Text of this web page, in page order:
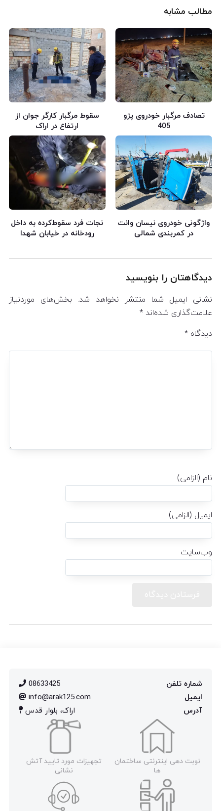
مطالب مشابه
تصادف مرگبار خودروی پژو
405
سقوط مرگبار کارگر جوان از
ارتفاع در اراک
واژگونی خودروی نیسان وانت
در کمربندی شمالی
نجات فرد سقوط‌کرده به داخل
رودخانه در خیابان شهدا
دیدگاهتان را بنویسید
نشانی ایمیل شما منتشر نخواهد شد. بخش‌های موردنیاز
علامت‌گذاری شده‌اند *
دیدگاه *
نام (الزامی)
ایمیل (الزامی)
وب‌سایت
شماره تلفن
08633425
ایمیل
info@arak125.com
آدرس
اراک، بلوار قدس
نوبت دهی اینترنتی ساختمان
ها
تجهیزات مورد تایید آتش
نشانی